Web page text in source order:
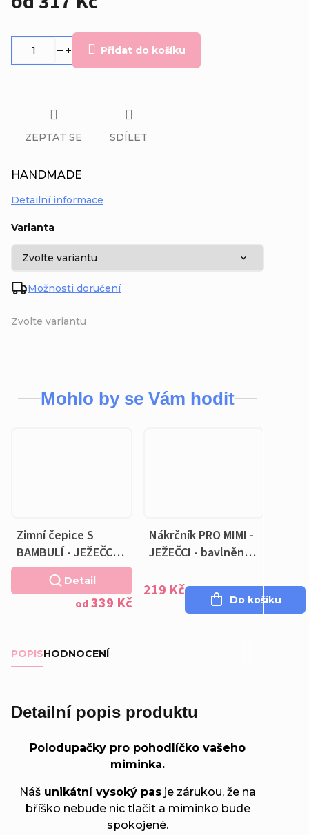
Zvolte variantu
Varianta
Možnosti doručení
Přidat do košíku
HANDMADE
Detailní informace
ZEPTAT SE SDÍLET
Mohlo by se Vám hodit
Zimní čepice S
BAMBULÍ - JEŽEČCI -
fleecová šedá
podšívka
od339 Kč
Detail
Nákrčník PRO MIMI -
JEŽEČCI - bavlněná
219 Kč
Do košíku
POPISHODNOCENÍ
Detailní popis produktu
Polodupačky pro pohodlíčko vašeho
miminka.
Náš unikátní vysoký pas je zárukou, že na
bříško nebude nic tlačit a miminko bude
spokojené.